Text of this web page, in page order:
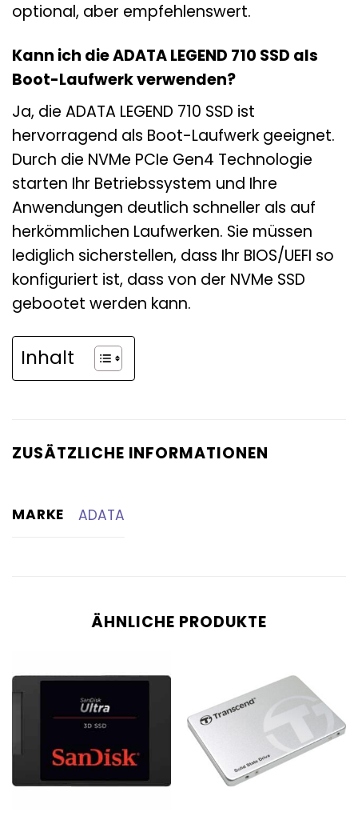
optional, aber empfehlenswert.
Kann ich die ADATA LEGEND 710 SSD als
Boot-Laufwerk verwenden?
Ja, die ADATA LEGEND 710 SSD ist
hervorragend als Boot-Laufwerk geeignet.
Durch die NVMe PCIe Gen4 Technologie
starten Ihr Betriebssystem und Ihre
Anwendungen deutlich schneller als auf
herkömmlichen Laufwerken. Sie müssen
lediglich sicherstellen, dass Ihr BIOS/UEFI so
konfiguriert ist, dass von der NVMe SSD
gebootet werden kann.
Inhalt
ZUSÄTZLICHE INFORMATIONEN
MARKE ADATA
ÄHNLICHE PRODUKTE